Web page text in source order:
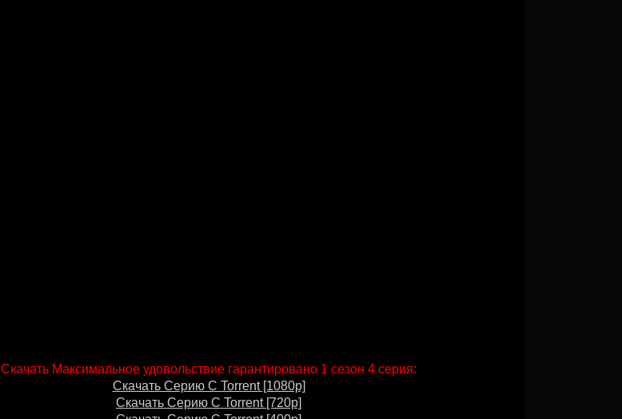
Скачать Максимальное удовольствие гарантировано 1 сезон 4 серия:
Скачать Серию С Torrent [1080p]
Скачать Серию С Torrent [720p]